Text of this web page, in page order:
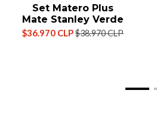
Set Matero Plus
Mate Stanley Verde
$36.970 CLP$38.970 CLP